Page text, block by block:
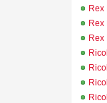
Rex
Rex
Rex